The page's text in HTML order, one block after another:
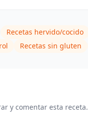
Recetas hervido/cocido
Recetas sin gluten
y comentar esta receta.